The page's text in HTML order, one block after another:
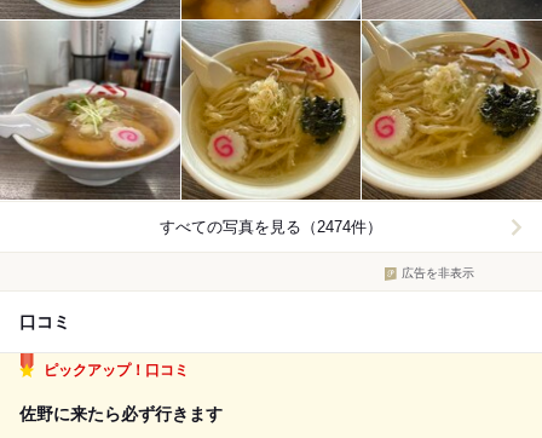
すべての写真を見る（2474件）
広告を非表示
口コミ
ピックアップ！口コミ
佐野に来たら必ず行きます